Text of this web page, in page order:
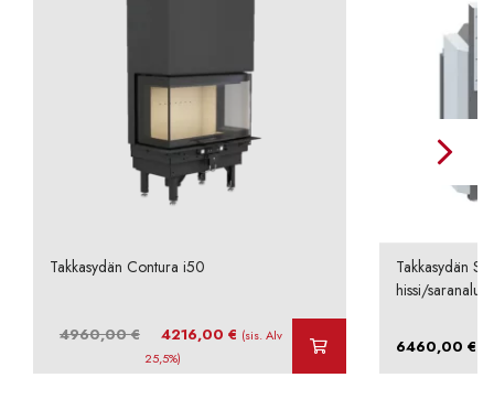
Takkasydän Contura i50
4960,00€
Alkuperäinen
hinta
oli:
4216,00€ Nykyinen
on:
(sis. Alv
25,5%)
Takkasydän
hissi/
6460,00 €